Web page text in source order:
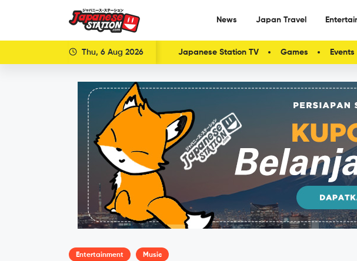
News Japan Travel
Thu, 6 Aug 2026 Japanese Station TV Games Events
Entertainment Music